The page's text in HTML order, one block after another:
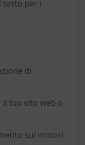
testo per i
di
tuo sito web o
sui motori